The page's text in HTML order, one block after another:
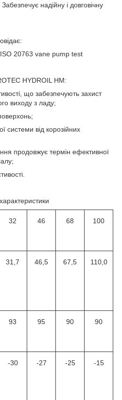
надійну і довговічну
20763 vane pump test
HYDROIL HM:
що забезпечують захист
виходу з ладу;
системи від корозійних
продовжує термін ефективної
32 46 68 100
31,7 46,5 67,5 110,0
93 95 90 90
-30 -27 -25 -15